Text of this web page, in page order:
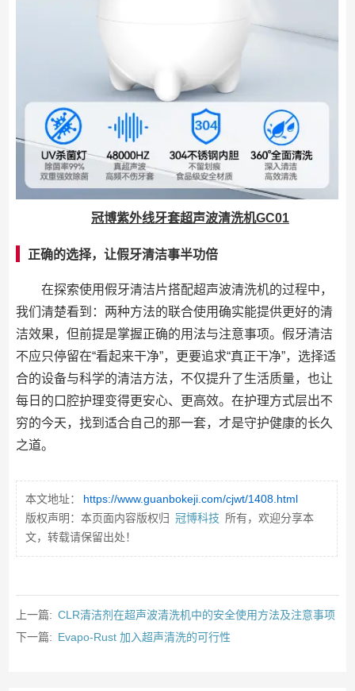
冠博紫外线牙套超声波清洗机GC01
正确的选择，让假牙清洁事半功倍
在探索使用假牙清洁片搭配超声波清洗机的过程中，
我们清楚看到：两种方法的联合使用确实能提供更好的清
洁效果，但前提是掌握正确的用法与注意事项。假牙清洁
不应只停留在“看起来干净”，更要追求“真正干净”，选择适
合的设备与科学的清洁方法，不仅提升了生活质量，也让
每日的口腔护理变得更安心、更高效。在护理方式层出不
穷的今天，找到适合自己的那一套，才是守护健康的长久
之道。
本文地址：
https://www.guanbokeji.com/cjwt/1408.html
版权声明：本页面内容版权归 冠博科技 所有，欢迎分享本
文，转载请保留出处！
上一篇: CLR清洁剂在超声波清洗机中的安全使用方法及注意事项
下一篇: Evapo‑Rust 加入超声清洗的可行性